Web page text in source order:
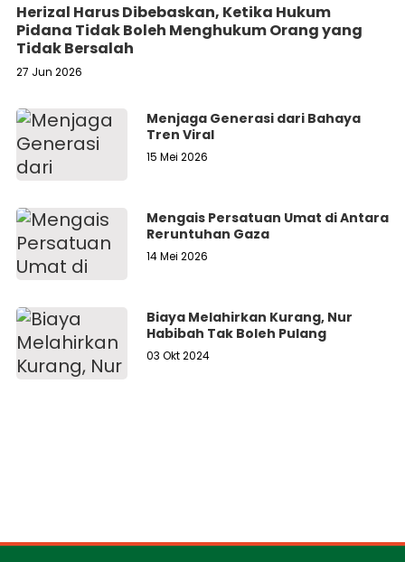
Herizal Harus Dibebaskan, Ketika Hukum
Pidana Tidak Boleh Menghukum Orang yang
Tidak Bersalah
27 Jun 2026
Menjaga Generasi dari Bahaya
Tren Viral
15 Mei 2026
Mengais Persatuan Umat di Antara
Reruntuhan Gaza
14 Mei 2026
Biaya Melahirkan Kurang, Nur
Habibah Tak Boleh Pulang
03 Okt 2024